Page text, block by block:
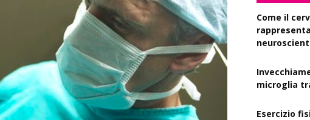
Come il
microglia
Esercizio